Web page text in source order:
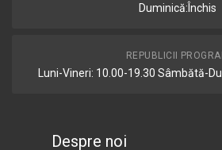
Duminică:Închis
REPUBLICII
Luni-Vineri: 10.00-19.30 Sâmbătă-
Despre noi